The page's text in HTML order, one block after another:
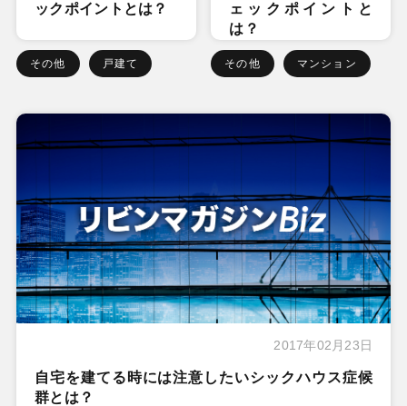
ックポイントとは？
その他 戸建て
ェックポイントと
は？
その他 マンション
2017年02月23日
自宅を建てる時には注意したいシックハウス症候
群とは？